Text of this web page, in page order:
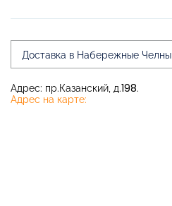
Доставка в Набережные Челны
Адрес: пр.Казанский, д.198.
Адрес на карте: